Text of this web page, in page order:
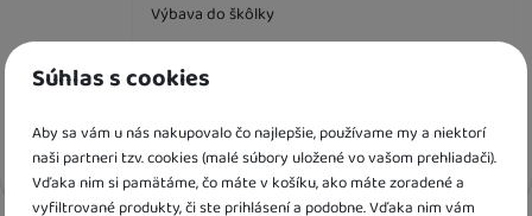
Súhlas s cookies
Aby sa vám u nás nakupovalo čo najlepšie, používame my a niektorí
naši partneri tzv. cookies (malé súbory uložené vo vašom prehliadači).
Vďaka nim si pamätáme, čo máte v košíku, ako máte zoradené a
vyfiltrované produkty, či ste prihlásení a podobne. Vďaka nim vám
Výbava do škôlky
Jazyková verzia
SK
Vyhľadávanie